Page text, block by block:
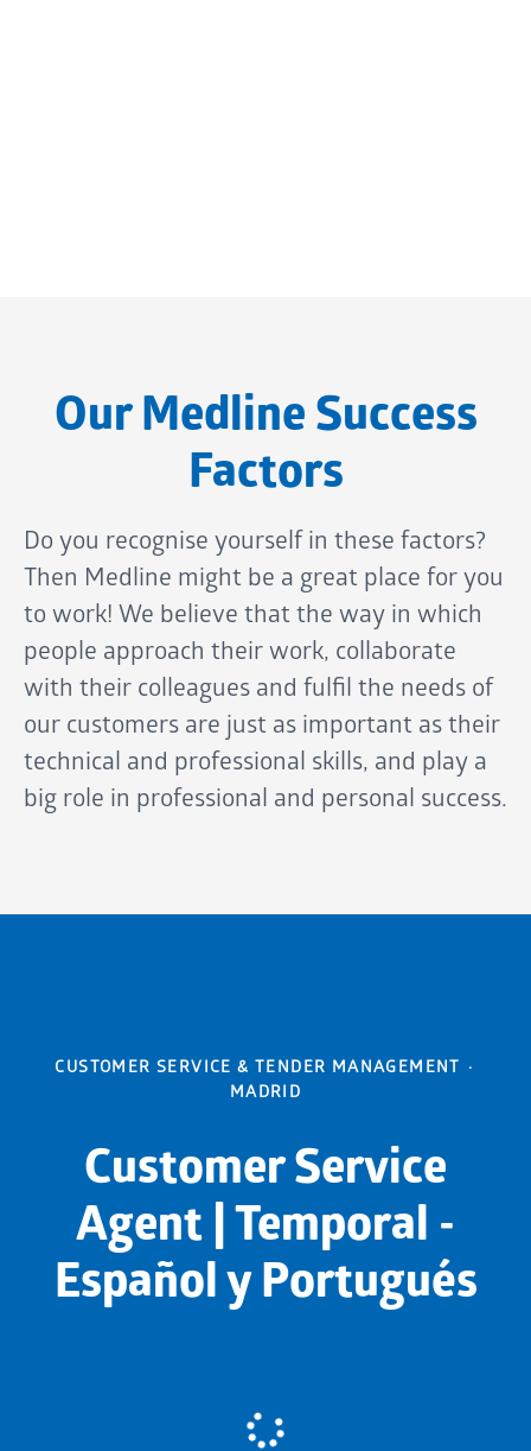
Our Medline Success
Factors
Do you recognise yourself in these factors?
Then Medline might be a great place for you
to work! We believe that the way in which
people approach their work, collaborate
with their colleagues and fulfil the needs of
our customers are just as important as their
technical and professional skills, and play a
big role in professional and personal success.
CUSTOMER SERVICE & TENDER MANAGEMENT
·
MADRID
Customer Service
Agent | Temporal -
Español y Portugués